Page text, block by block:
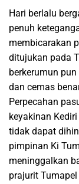
Hari berlalu
penuh
membicarakan
ditujukan pada
berkerumun
dan cemas
Perpecahan
keyakinan
tidak dapat
pimpinan Ki
meninggalkan
prajurit